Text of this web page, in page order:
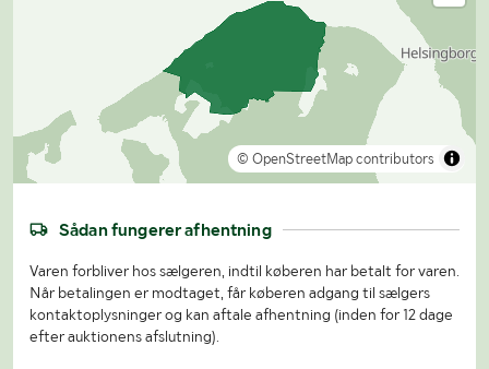
© OpenStreetMap contributors
Sådan fungerer afhentning
Varen forbliver hos sælgeren, indtil køberen har betalt for varen.
Når betalingen er modtaget, får køberen adgang til sælgers
kontaktoplysninger og kan aftale afhentning (inden for 12 dage
efter auktionens afslutning).